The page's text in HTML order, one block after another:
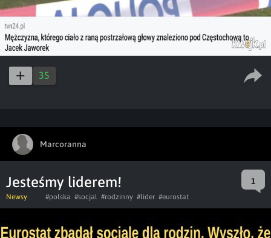
35
Marcoranna
Jesteśmy liderem! 1
Newsy #polska #socjal #rodzinny #lider #eurostat